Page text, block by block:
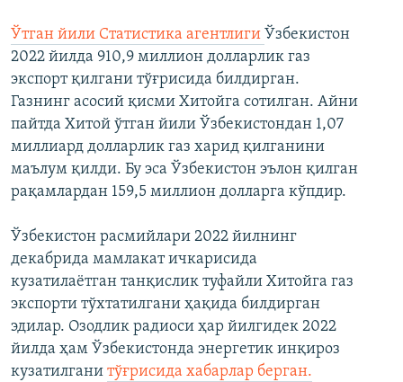
Ўтган йили Статистика агентлиги Ўзбекистон
2022 йилда 910,9 миллион долларлик газ
экспорт қилгани тўғрисида билдирган.
Газнинг асосий қисми Хитойга сотилган. Айни
пайтда Хитой ўтган йили Ўзбекистондан 1,07
миллиард долларлик газ харид қилганини
маълум қилди. Бу эса Ўзбекистон эълон қилган
рақамлардан 159,5 миллион долларга кўпдир.
Ўзбекистон расмийлари 2022 йилнинг
декабрида мамлакат ичкарисида
кузатилаётган танқислик туфайли Хитойга газ
экспорти тўхтатилгани ҳақида билдирган
эдилар. Озодлик радиоси ҳар йилгидек 2022
йилда ҳам Ўзбекистонда энергетик инқироз
кузатилгани тўғрисида хабарлар берган.